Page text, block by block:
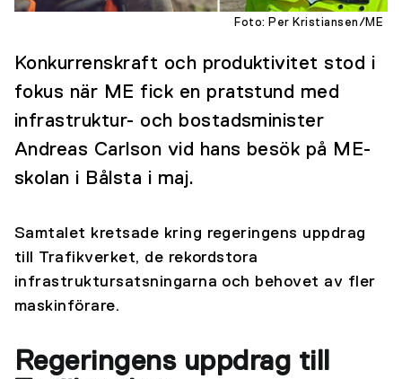
Foto: Per Kristiansen/ME
Konkurrenskraft och produktivitet stod i
fokus när ME fick en pratstund med
infrastruktur- och bostadsminister
Andreas Carlson vid hans besök på ME-
skolan i Bålsta i maj.
Samtalet kretsade kring regeringens uppdrag
till Trafikverket, de rekordstora
infrastruktursatsningarna och behovet av fler
maskinförare.
Regeringens uppdrag till